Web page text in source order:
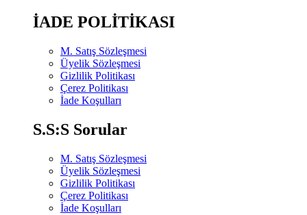
İADE POLİTİKASI
M. Satış Sözleşmesi
Üyelik Sözleşmesi
Gizlilik Politikası
Çerez Politikası
İade Koşulları
S.S:S Sorular
M. Satış Sözleşmesi
Üyelik Sözleşmesi
Gizlilik Politikası
Çerez Politikası
İade Koşulları